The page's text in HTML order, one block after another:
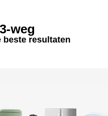
weg
beste resultaten